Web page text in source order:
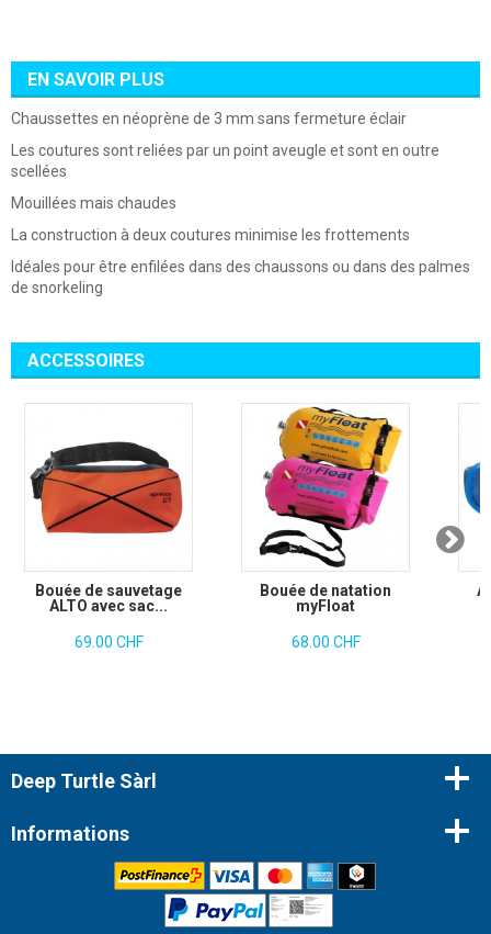
EN SAVOIR PLUS
Chaussettes en néoprène de 3 mm sans fermeture éclair
Les coutures sont reliées par un point aveugle et sont en outre
scellées
Mouillées mais chaudes
La construction à deux coutures minimise les frottements
Idéales pour être enfilées dans des chaussons ou dans des palmes
de snorkeling
ACCESSOIRES
Bouée de sauvetage
ALTO avec sac...
69.00 CHF
Bouée de natation
myFloat
68.00 CHF
Deep Turtle Sàrl
Informations